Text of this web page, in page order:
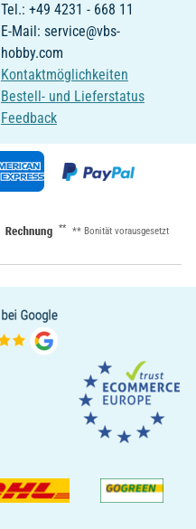
Tel.: +49 4231 - 668 11
E-Mail: service@vbs-
hobby.com
Kontaktmöglichkeiten
Bestell- und Lieferstatus
Feedback
** ** Bonität vorausgesetzt